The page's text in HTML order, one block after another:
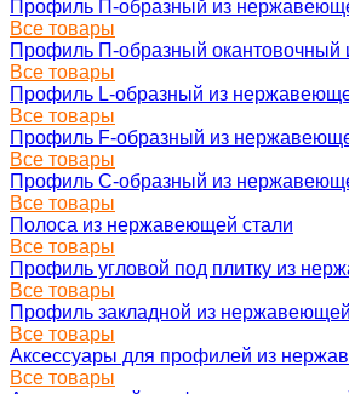
Профиль П-образный из
Все товары
Профиль П-образный окантовочный
Все товары
Профиль L-образный из
Все товары
Профиль F-образный из
Все товары
Профиль C-образный из
Все товары
Полоса из нержавеющей стали
Все товары
Профиль угловой под плитку из
Все товары
Профиль закладной из
Все товары
Аксессуары для профилей из
Все товары